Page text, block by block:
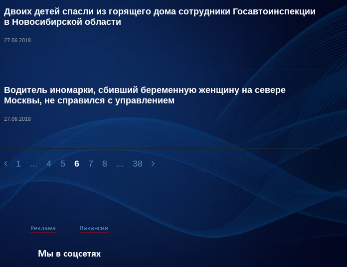
Двоих детей спасли из горящего дома сотрудники Госавтоинспекции
в Новосибирской области
27.06.2018
Водитель иномарки, сбивший беременную женщину на севере
Москвы, не справился с управлением
27.06.2018
1 ... 4 5 6 7 8 ... 38
Реклама Вакансии
Мы в соцсетях